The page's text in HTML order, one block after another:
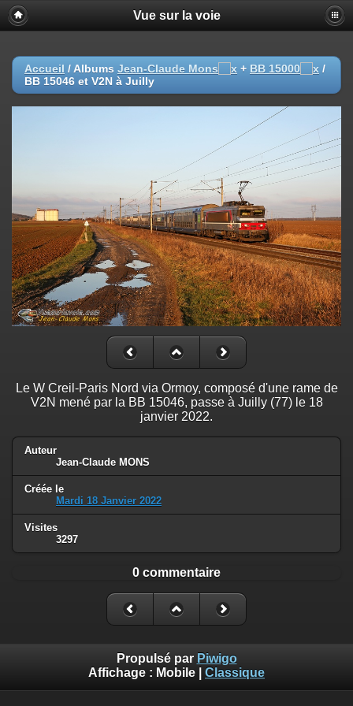
Vue sur la voie
Accueil / Albums Jean-Claude Mons + BB 15000
/
BB 15046 et V2N à Juilly
Le W Creil-Paris Nord via Ormoy, composé d'une rame de
V2N mené par la BB 15046, passe à Juilly (77) le 18
janvier 2022.
Auteur
Jean-Claude MONS
Créée le
Mardi 18 Janvier 2022
Visites
3297
0 commentaire
Propulsé par Piwigo
Affichage : Mobile Classique